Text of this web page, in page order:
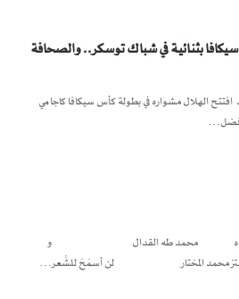
بثنائية في شباك توسكر.. والصحافة
الهلال مشواره في بطولة كأس سيكافا كاجامي
محمد طه القدال و
محمد المختار لن أسمَحَ للشِّعر…